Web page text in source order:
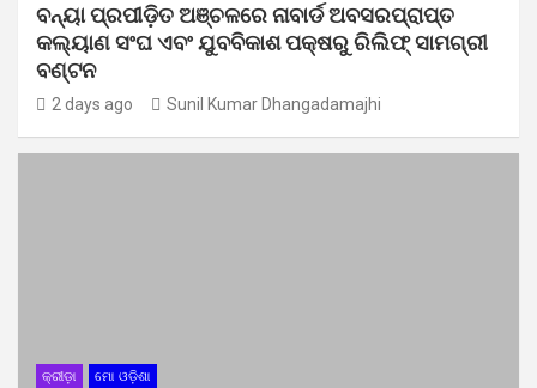
ବନ୍ୟା ପ୍ରପୀଡ଼ିତ ଅଞ୍ଚଳରେ ନାବାର୍ଡ ଅବସରପ୍ରାପ୍ତ
କଲ୍ୟାଣ ସଂଘ ଏବଂ ଯୁବବିକାଶ ପକ୍ଷରୁ ରିଲିଫ୍ ସାମଗ୍ରୀ
ବଣ୍ଟନ
2 days ago Sunil Kumar Dhangadamajhi
କ୍ରୀଡ଼ା ମୋ ଓଡ଼ିଶା